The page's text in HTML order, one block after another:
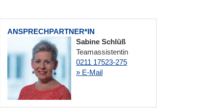
ANSPRECHPARTNER*IN
Sabine Schlüß
Teamassistentin
0211 17523-275
» E-Mail